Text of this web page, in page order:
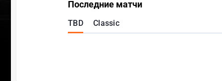
Последние матчи
TBD Classic